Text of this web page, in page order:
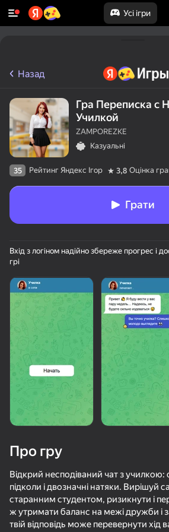
Усі ігри
Case-Battle
Переписка с любимыми девушками 2
54
Назад
Гра Переписка с
Училкой
ZAMPOREZKE
Казуальні
35 Рейтинг Яндекс Ігор 3,8 Оцінка
Грати
Вхід з логіном надійно збереже прогрес і
грі
Про гру
Відкрий несподіваний чат з училкою:
підколи і двозначні натяки. Вирішуй
старанним студентом, ризикнути і
ж утримати баланс на межі дружби і
твій відповідь може перевернути хід